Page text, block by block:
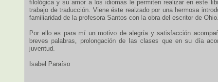
filológica y su amor a los idiomas le permiten realizar en este
trabajo de traducción. Viene éste realzado por una hermosa
familiaridad de la profesora Santos con la obra del escritor de
Por ello es para mí un motivo de alegría y satisfacción
breves palabras, prolongación de las clases que en su día
juventud.
Isabel Paraíso